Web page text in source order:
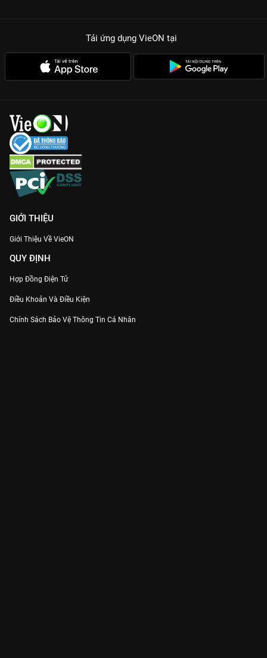
Tải ứng dụng VieON tại
GIỚI THIỆU
Giới Thiệu Về VieON
QUY ĐỊNH
Hợp Đồng Điện Tử
Điều Khoản Và Điều Kiện
Chính Sách Bảo Vệ Thông Tin Cá Nhân